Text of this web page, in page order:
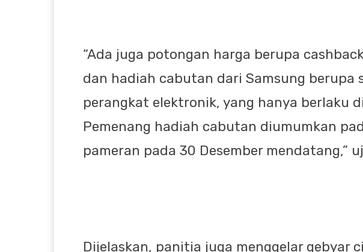
“Ada juga potongan harga berupa
dan hadiah cabutan dari Samsung berupa
perangkat elektronik, yang hanya berlaku
Pemenang hadiah cabutan diumumkan
pameran pada 30 Desember mendatang,”
Dijelaskan, panitia juga menggelar gebyar